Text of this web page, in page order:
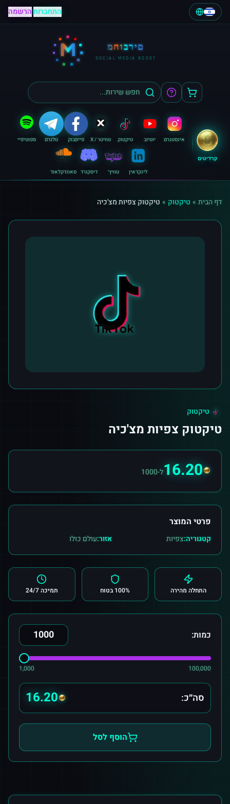
התחברות|הרשמה
M מחוברים
SOCIAL MEDIA BOOST
קרדיטים
אינסטגרם יוטיוב טיקטוק טוויטר / X פייסבוק טלגרם ספוטיפיי
לינקדאין טוויץ׳ דיסקורד סאונדקלאוד
דף הבית » טיקטוק » טיקטוק צפיות מצ'כיה
טיקטוק
טיקטוק צפיות מצ'כיה
16.20ל-1000
פרטי המוצר
קטגוריה:צפיות אזור:עולם כולו
התחלה מהירה 100% בטוח תמיכה 24/7
כמות:
1,000 100,000
סה״כ: 16.20
הוסף לסל